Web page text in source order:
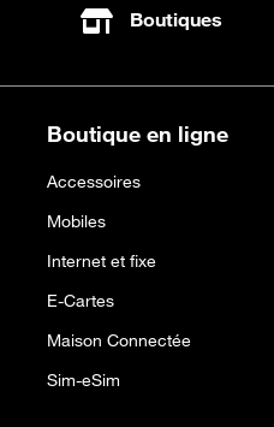
Boutiques
Boutique en ligne
Accessoires
Mobiles
Internet et fixe
E-Cartes
Maison Connectée
Sim-eSim